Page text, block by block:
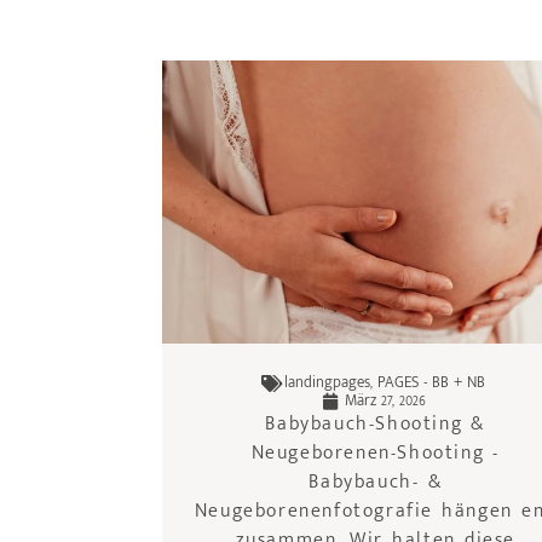
landingpages, PAGES - BB + NB
März 27, 2026
Babybauch-Shooting &
Neugeborenen-Shooting -
Babybauch- &
Neugeborenenfotografie hängen